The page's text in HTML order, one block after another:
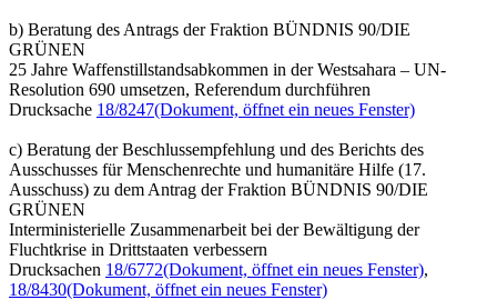
b) Beratung des Antrags der Fraktion BÜNDNIS 90/DIE
GRÜNEN
25 Jahre Waffenstillstandsabkommen in der Westsahara – UN-
Resolution 690 umsetzen, Referendum durchführen
Drucksache 18/8247(Dokument, öffnet ein neues Fenster)
c) Beratung der Beschlussempfehlung und des Berichts des
Ausschusses für Menschenrechte und humanitäre Hilfe (17.
Ausschuss) zu dem Antrag der Fraktion BÜNDNIS 90/DIE
GRÜNEN
Interministerielle Zusammenarbeit bei der Bewältigung der
Fluchtkrise in Drittstaaten verbessern
Drucksachen 18/6772(Dokument, öffnet ein neues Fenster),
18/8430(Dokument, öffnet ein neues Fenster)